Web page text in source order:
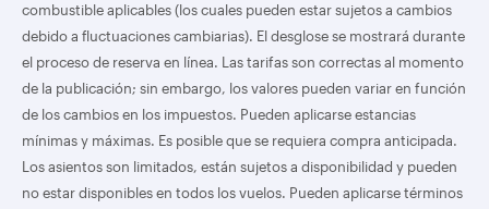
combustible aplicables (los cuales pueden estar sujetos a cambios
debido a fluctuaciones cambiarias). El desglose se mostrará durante
el proceso de reserva en línea. Las tarifas son correctas al momento
de la publicación; sin embargo, los valores pueden variar en función
de los cambios en los impuestos. Pueden aplicarse estancias
mínimas y máximas. Es posible que se requiera compra anticipada.
Los asientos son limitados, están sujetos a disponibilidad y pueden
no estar disponibles en todos los vuelos. Pueden aplicarse términos